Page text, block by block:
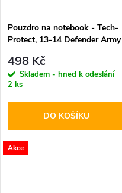
Pouzdro na notebook - Tech-
Protect, 13-14 Defender Army
498 Kč
Skladem - hned k odeslání
2 ks
DO KOŠÍKU
Akce